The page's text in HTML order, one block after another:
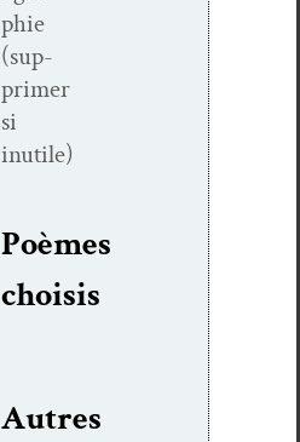
phie
(sup­
primer
si
inutile)
Poèmes
choi­sis
Autres